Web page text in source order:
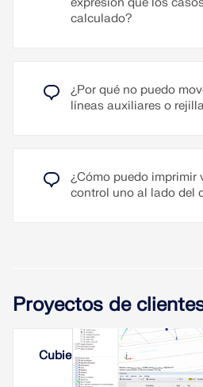
calculado?
¿Por qué no puedo
líneas auxiliares o
¿Cómo puedo imprimir
control uno al lado del
Proyectos de
Cubierta con membrana en